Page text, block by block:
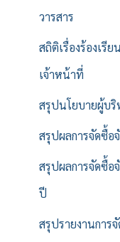
วารสาร
สถิติเรื่องร้องเรี
เจ้าหน้าที่
สรุปนโยบายผู้บริ
สรุปผลการจัดซื้อ
สรุปผลการจัดซื้อ
ปี
สรุปรายงานการ